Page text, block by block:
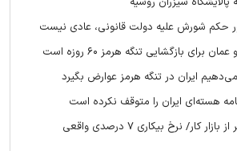
حکم شورش علیه دولت قانونی، عادی نیست
بازگشایی تنگه هرمز ۶۰ روزه است
ایران در تنگه هرمز عوارض بگیرد
هسته‌ای ایران را متوقف نکرده است
خروج یک میلیون کارگر از بازار کار/ نرخ بیکاری ۷ درصدی واقعی